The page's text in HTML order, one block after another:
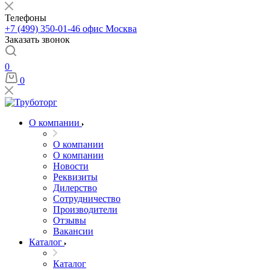
Телефоны
+7 (499) 350-01-46 офис Москва
Заказать звонок
0
0
О компании
О компании
О компании
Новости
Реквизиты
Дилерство
Сотрудничество
Производители
Отзывы
Вакансии
Каталог
Каталог